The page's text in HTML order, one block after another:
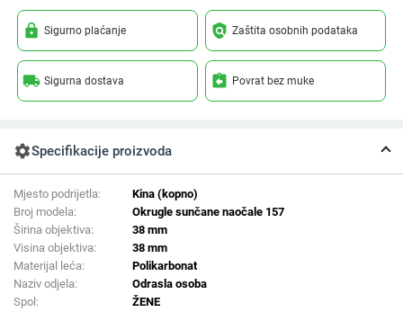
lock Sigurno plaćanje policy Zaštita osobnih podataka
local_shipping Sigurna dostava assignment_return Povrat bez muke
settingsSpecifikacije proizvoda
Mjesto podrijetla:
Kina (kopno)
Broj modela:
Okrugle sunčane naočale 157
Širina objektiva:
38 mm
Visina objektiva:
38 mm
Materijal leća:
Polikarbonat
Naziv odjela:
Odrasla osoba
Spol:
ŽENE